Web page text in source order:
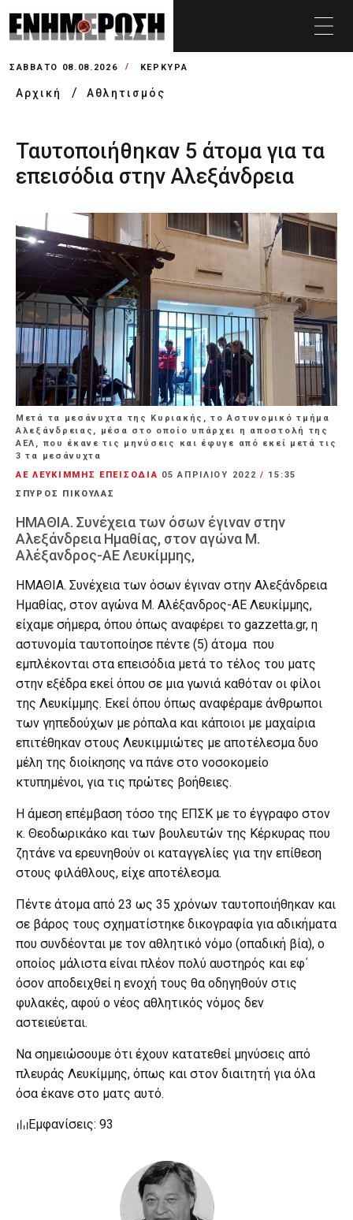
ΣΆΒΒΑΤΟ 08.08.2026 ΚΕΡΚΥΡΑ
Αρχική Αθλητισμός
Ταυτοποιήθηκαν 5 άτομα για τα
επεισόδια στην Αλεξάνδρεια
Μετά τα μεσάνυχτα της Κυριακής, το Αστυνομικό τμήμα
Αλεξάνδρειας, μέσα στο οποίο υπάρχει η αποστολή της
ΑΕΛ, που έκανε τις μηνύσεις και έφυγε από εκεί μετά τις
3 τα μεσάνυχτα
ΑΕ ΛΕΥΚΙΜΜΗΣ ΕΠΕΙΣΟΔΙΑ 05 ΑΠΡΙΛΊΟΥ 2022/ 15:35
ΣΠΥΡΟΣ ΠΙΚΟΥΛΑΣ
ΗΜΑΘΙΑ. Συνέχεια των όσων έγιναν στην
Αλεξάνδρεια Ημαθίας, στον αγώνα Μ.
Αλέξανδρος-ΑΕ Λευκίμμης,
ΗΜΑΘΙΑ. Συνέχεια των όσων έγιναν στην Αλεξάνδρεια
Ημαθίας, στον αγώνα Μ. Αλέξανδρος-ΑΕ Λευκίμμης,
είχαμε σήμερα, όπου όπως αναφέρει το gazzetta.gr, η
αστυνομία ταυτοποίησε πέντε (5) άτομα που
εμπλέκονται στα επεισόδια μετά το τέλος του ματς
στην εξέδρα εκεί όπου σε μια γωνιά καθόταν οι φίλοι
της Λευκίμμης. Εκεί όπου όπως αναφέραμε άνθρωποι
των γηπεδούχων με ρόπαλα και κάποιοι με μαχαίρια
επιτέθηκαν στους Λευκιμμιώτες με αποτέλεσμα δυο
μέλη της διοίκησης να πάνε στο νοσοκομείο
κτυπημένοι, για τις πρώτες βοήθειες.
Η άμεση επέμβαση τόσο της ΕΠΣΚ με το έγγραφο στον
κ. Θεοδωρικάκο και των βουλευτών της Κέρκυρας που
ζητάνε να ερευνηθούν οι καταγγελίες για την επίθεση
στους φιλάθλους, είχε αποτέλεσμα.
Πέντε άτομα από 23 ως 35 χρόνων ταυτοποιήθηκαν και
σε βάρος τους σχηματίστηκε δικογραφία για αδικήματα
που συνδέονται με τον αθλητικό νόμο (οπαδική βία), ο
οποίος μάλιστα είναι πλέον πολύ αυστηρός και εφ΄
όσον αποδειχθεί η ενοχή τους θα οδηγηθούν στις
φυλακές, αφού ο νέος αθλητικός νόμος δεν
αστειεύεται.
Να σημειώσουμε ότι έχουν κατατεθεί μηνύσεις από
πλευράς Λευκίμμης, όπως και στον διαιτητή για όλα
όσα έκανε στο ματς αυτό.
Εμφανίσεις: 93